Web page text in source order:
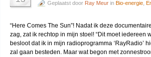
Geplaatst door Ray Meur in Bio-energie
“Here Comes The Sun”! Nadat ik deze
zag, zat ik rechtop in mijn stoel! “Dit moet iedereen
besloot dat ik in mijn radioprogramma ‘RayRadio’
zal gaan besteden. Maar wat begon met